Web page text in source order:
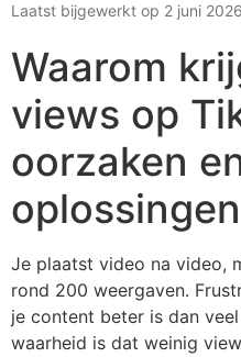
Laatst bijgewerkt op 2 juni 2026
Waarom
views op
oorzaken
oplossingen
Je plaatst video na video,
rond 200 weergaven.
je content beter is dan
waarheid is dat weinig